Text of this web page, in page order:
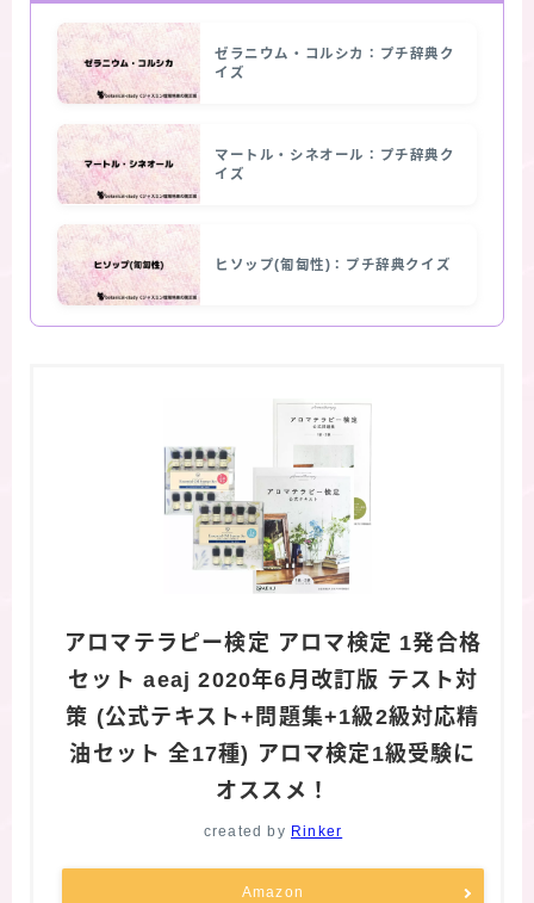
ゼラニウム・コルシカ：プチ辞典ク
イズ
マートル・シネオール：プチ辞典ク
イズ
ヒソップ(匍匐性)：プチ辞典クイズ
アロマテラピー検定 アロマ検定 1発合格
セット aeaj 2020年6月改訂版 テスト対
策 (公式テキスト+問題集+1級2級対応精
油セット 全17種) アロマ検定1級受験に
オススメ！
created by Rinker
Amazon